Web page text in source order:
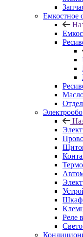
Емкостное
Реле